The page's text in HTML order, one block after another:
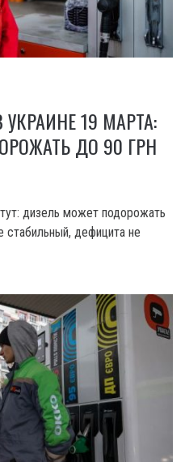
19 МАРТА:
ДО 90 ГРН
дизель может подорожать
стабильный, дефицита не